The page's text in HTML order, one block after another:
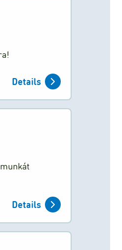
Details
Details